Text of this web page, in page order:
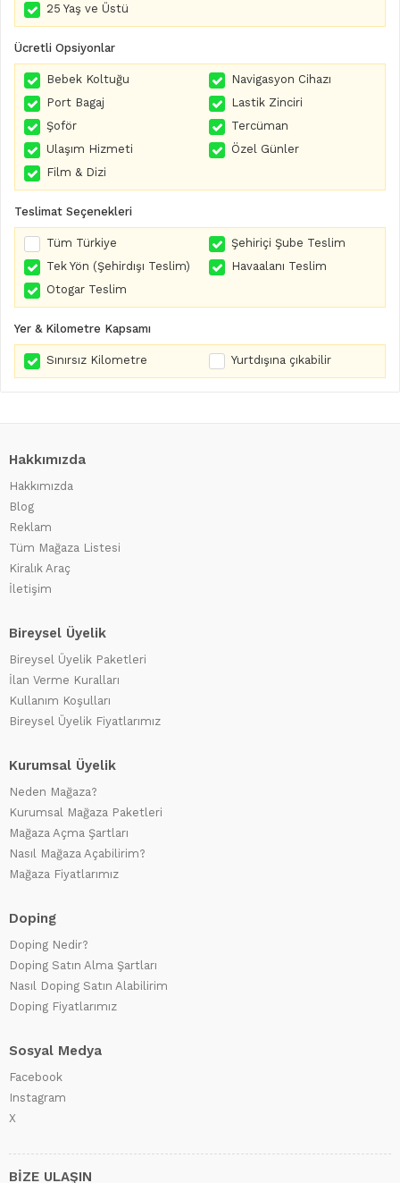
25 Yaş ve Üstü
Ücretli Opsiyonlar
Bebek Koltuğu
Navigasyon Cihazı
Port Bagaj
Lastik Zinciri
Şoför
Tercüman
Ulaşım Hizmeti
Özel Günler
Film & Dizi
Teslimat Seçenekleri
Tüm Türkiye
Şehiriçi Şube Teslim
Tek Yön (Şehirdışı Teslim)
Havaalanı Teslim
Otogar Teslim
Yer & Kilometre Kapsamı
Sınırsız Kilometre Yurtdışına çıkabilir
Hakkımızda
Hakkımızda
Blog
Reklam
Tüm Mağaza Listesi
Kiralık Araç
İletişim
Bireysel Üyelik
Bireysel Üyelik Paketleri
İlan Verme Kuralları
Kullanım Koşulları
Bireysel Üyelik Fiyatlarımız
Kurumsal Üyelik
Neden Mağaza?
Kurumsal Mağaza Paketleri
Mağaza Açma Şartları
Nasıl Mağaza Açabilirim?
Mağaza Fiyatlarımız
Doping
Doping Nedir?
Doping Satın Alma Şartları
Nasıl Doping Satın Alabilirim
Doping Fiyatlarımız
Sosyal Medya
Facebook
Instagram
X
BİZE ULAŞIN